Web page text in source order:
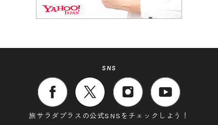
SNS
旅サラダプラスの公式SNSをチェックしよう！